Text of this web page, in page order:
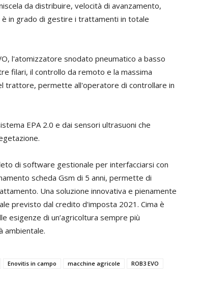
da distribuire, velocità di avanzamento,
in grado di gestire i trattamenti in totale
l'atomizzatore snodato pneumatico a basso
filari, il controllo da remoto e la massima
trattore, permette all'operatore di controllare in
EPA 2.0 e dai sensori ultrasuoni che
di software gestionale per interfacciarsi con
scheda Gsm di 5 anni, permette di
Una soluzione innovativa e pienamente
previsto dal credito d'imposta 2021. Cima è
esigenze di un’agricoltura sempre più
ambientale.
Enovitis in campo macchine agricole
ROB3 EVO